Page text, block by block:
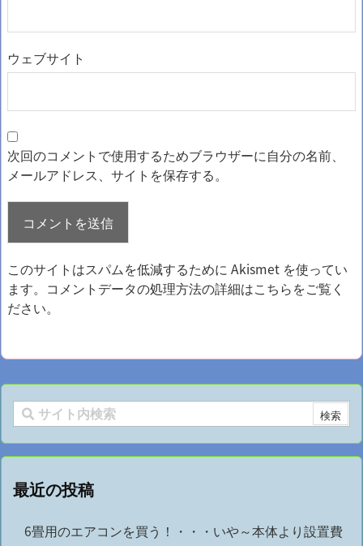
ウェブサイト
次回のコメントで使用するためブラウザーに自分の名前、
メールアドレス、サイトを保存する。
このサイトはスパムを低減するために Akismet を使ってい
ます。 コメントデータの処理方法の詳細はこちらをご覧く
ださい。
最近の投稿
6畳用のエアコンを買う！・・・いや～本体より設置費